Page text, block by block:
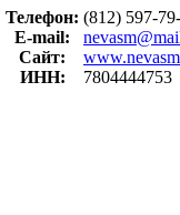
Телефон:
E-mail:
Сайт:
ИНН:
(812) 597-
7804444753